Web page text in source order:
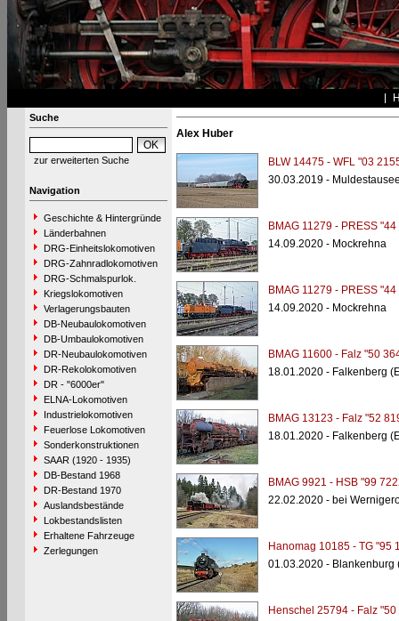
Suche
zur erweiterten Suche
Navigation
Geschichte & Hintergründe
Länderbahnen
DRG-Einheitslokomotiven
DRG-Zahnradlokomotiven
DRG-Schmalspurlok.
Kriegslokomotiven
Verlagerungsbauten
DB-Neubaulokomotiven
DB-Umbaulokomotiven
DR-Neubaulokomotiven
DR-Rekolokomotiven
DR - "6000er"
ELNA-Lokomotiven
Industrielokomotiven
Feuerlose Lokomotiven
Sonderkonstruktionen
SAAR (1920 - 1935)
DB-Bestand 1968
DR-Bestand 1970
Auslandsbestände
Lokbestandslisten
Erhaltene Fahrzeuge
Zerlegungen
Alex Huber
BLW 14475 - WFL "03
30.03.2019 -
BMAG 11279 - PRESS
14.09.2020 - Mockrehna
BMAG 11279 - PRESS
14.09.2020 - Mockrehna
BMAG 11600 - Falz "50
18.01.2020 - Falkenberg
BMAG 13123 - Falz "52
18.01.2020 - Falkenberg
BMAG 9921 - HSB "99
22.02.2020 - bei
Hanomag 10185 - TG "95
01.03.2020 - Blankenburg
Henschel 25794 - Falz